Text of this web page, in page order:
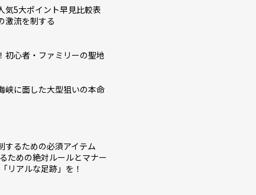
気5大ポイント早見比較表
激流を制する
初心者・ファミリーの聖地
峡に面した大型狙いの本命
するための必須アイテム
ための絶対ルールとマナー
リアルな足跡」を！